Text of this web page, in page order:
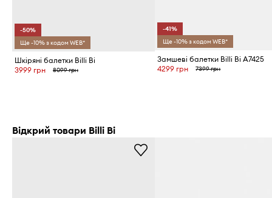
-50%
Ще -10% з кодом WEB*
Шкіряні балетки Billi Bi
3999 грн
8099 грн
-41%
Ще -10% з кодом WEB*
Замшеві балетки Billi Bi A7425
4299 грн
7399 грн
Відкрий товари Billi Bi